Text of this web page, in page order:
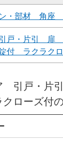
・部材 角座
戸・片引 扉
付 ラクラク
引戸・
ーズ付の